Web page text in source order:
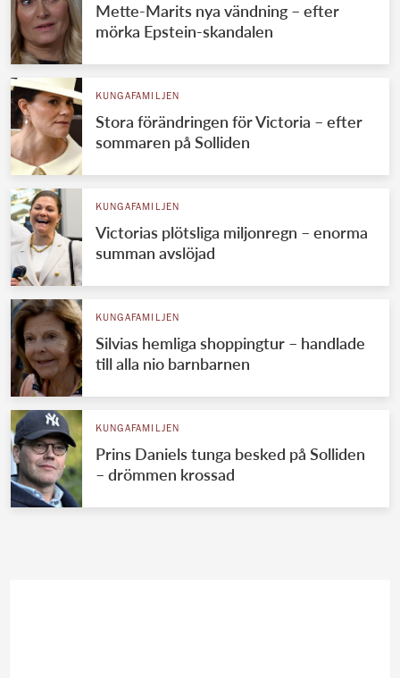
Mette-Marits nya vändning – efter
mörka Epstein-skandalen
KUNGAFAMILJEN
Stora förändringen för Victoria – efter
sommaren på Solliden
KUNGAFAMILJEN
Victorias plötsliga miljonregn – enorma
summan avslöjad
KUNGAFAMILJEN
Silvias hemliga shoppingtur – handlade
till alla nio barnbarnen
KUNGAFAMILJEN
Prins Daniels tunga besked på Solliden
– drömmen krossad